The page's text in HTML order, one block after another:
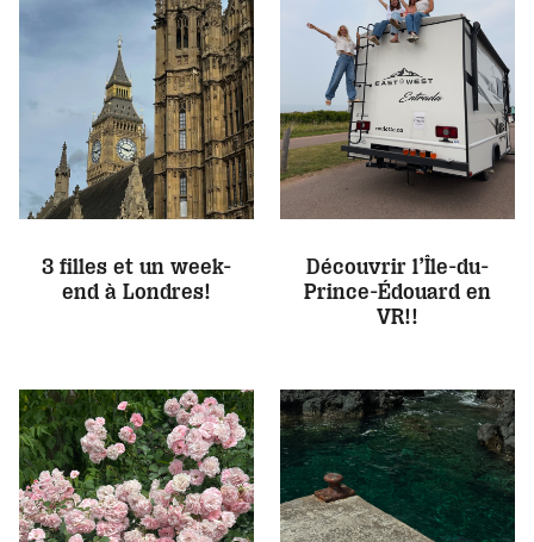
3 filles et un week-
end à Londres!
Découvrir l’Île-du-
Prince-Édouard en
VR!!